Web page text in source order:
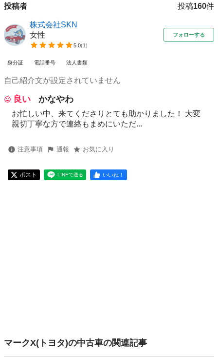
投稿者 投稿160件
株式会社SKN
女性
5.0(1)
フォローする
身分証 電話番号 法人書類
自己紹介文が設定されていません
良い かなやわ
お忙しい中、来てくださりとても助かりました！ 大変
親切丁寧な方で連絡もまめにいただ...
注意事項 通報 お気に入り
ポスト LINEで送る いいね！
マークX(トヨタ)の中古車の関連記事